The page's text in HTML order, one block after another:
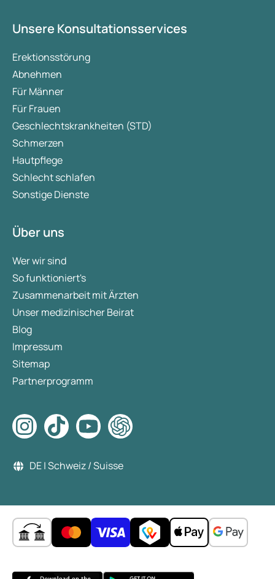
Unsere Konsultationsservices
Erektionsstörung
Abnehmen
Für Männer
Für Frauen
Geschlechtskrankheiten (STD)
Schmerzen
Hautpflege
Schlecht schlafen
Sonstige Dienste
Über uns
Wer wir sind
So funktioniert's
Zusammenarbeit mit Ärzten
Unser medizinischer Beirat
Blog
Impressum
Sitemap
Partnerprogramm
DE | Schweiz / Suisse